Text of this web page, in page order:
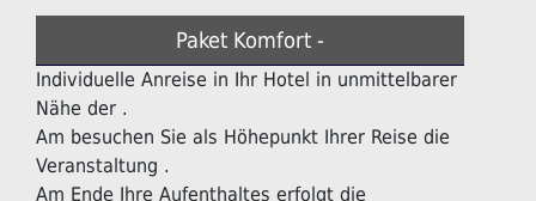
Paket Komfort -
Individuelle Anreise in Ihr Hotel in unmittelbarer
Nähe der .
Am besuchen Sie als Höhepunkt Ihrer Reise die
Veranstaltung .
Am Ende Ihre Aufenthaltes erfolgt die